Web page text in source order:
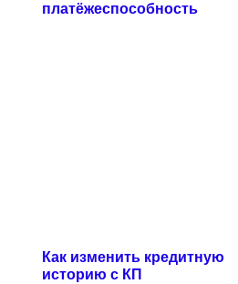
платёжеспособность
Как изменить кредитную
историю с КП